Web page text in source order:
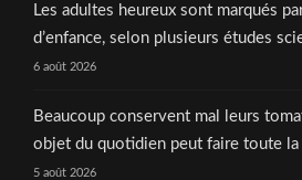
Les adultes heureux sont marqués
d’enfance, selon plusieurs études
6 août 2026
Beaucoup conservent mal leurs
objet du quotidien peut faire toute
5 août 2026